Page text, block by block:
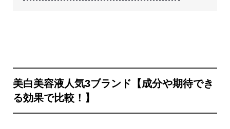
美白美容液人気3ブランド【成分や期待でき
る効果で比較！】